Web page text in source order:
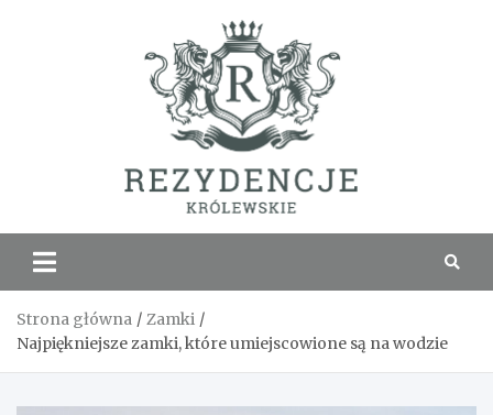
Strona główna
Zamki
Najpiękniejsze zamki, które umiejscowione są na wodzie